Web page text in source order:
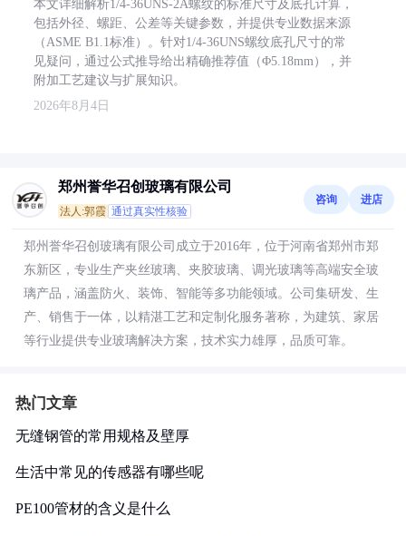
本文详细解析1/4-36UNS-2A螺纹的标准尺寸及底孔计算，
包括外径、螺距、公差等关键参数，并提供专业数据来源
（ASME B1.1标准）。针对1/4-36UNS螺纹底孔尺寸的常
见疑问，通过公式推导给出精确推荐值（Φ5.18mm），并
附加工艺建议与扩展知识。
2026年8月4日
郑州誉华召创玻璃有限公司
法人:郭霞 通过真实性核验
咨询 进店
郑州誉华召创玻璃有限公司成立于2016年，位于河南省郑州市郑
东新区，专业生产夹丝玻璃、夹胶玻璃、调光玻璃等高端安全玻
璃产品，涵盖防火、装饰、智能等多功能领域。公司集研发、生
产、销售于一体，以精湛工艺和定制化服务著称，为建筑、家居
等行业提供专业玻璃解决方案，技术实力雄厚，品质可靠。
热门文章
无缝钢管的常用规格及壁厚
生活中常见的传感器有哪些呢
PE100管材的含义是什么